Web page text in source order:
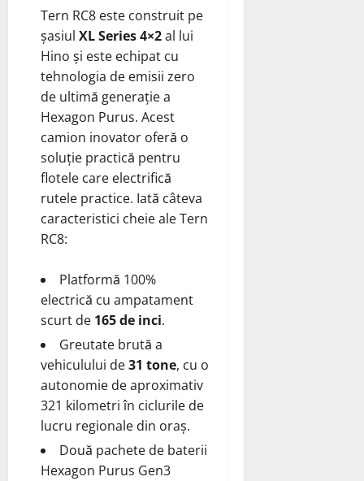
Tern RC8 este construit pe
șasiul XL Series 4×2al lui
Hino și este echipat cu
tehnologia de emisii zero
de ultimă generație a
Hexagon Purus. Acest
camion inovator oferă o
soluție practică pentru
flotele care electrifică
rutele practice. Iată câteva
caracteristici cheie ale Tern
RC8:
Platformă 100%
electrică cu ampatament
scurt de 165 de inci.
Greutate brută a
vehiculului de31 tone, cu o
autonomie de aproximativ
321 kilometri în ciclurile de
lucru regionale din oraș.
Două pachete de baterii
Hexagon Purus Gen3